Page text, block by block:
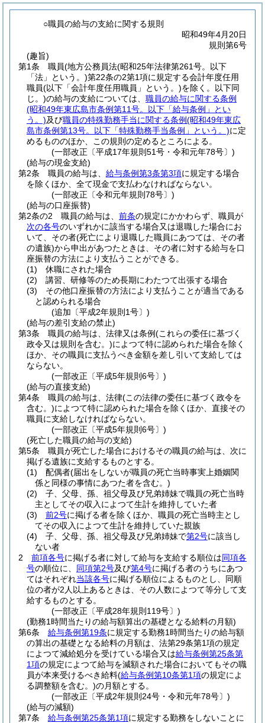
○職員の給与の支給に関する規則
昭和49年4月20日
規則第6号
(趣旨)
第1条
職員(地方公務員法(昭和25年法律第261号。以下
「法」という。)第22条の2第1項に規定する会計年度任用
職員(以下「会計年度任用職員」という。)を除く。以下同
じ。)の給与の支給については、 職員の給与に関する条例
(昭和49年東広島市条例第11号。以下「給与条例」とい
う。)及び職員の特殊勤務手当に関する条例(昭和49年東広
島市条例第13号。以下「特殊勤務手当条例」という。)に定
めるもののほか、この規則の定めるところによる。
(一部改正〔平成17年規則51号・令和元年78号〕)
(給与の現金支給)
第2条
職員の給与は、 給与条例第3条第3項に規定する場合
を除くほか、全て現金で支払わなければならない。
(一部改正〔令和元年規則78号〕)
(給与の口座振替)
第2条の2
職員の給与は、 前条の規定にかかわらず、職員が
次の各号のいずれかに該当する場合又は退職した場合にお
いて、その者(死亡により退職した職員にあつては、その者
の遺族)から申出があつたときは、その者に対する給与を口
座振替の方法により支払うことができる。
(1)
休職にされた場合
(2)
講習、研修等のため長期にわたつて出張する場合
(3)
その他口座振替の方法により支払うことが適当である
と認められる場合
(追加〔平成2年規則1号〕)
(給与の差引支給の禁止)
第3条
職員の給与は、法律又は条例(これらの委任に基づく
政令又は規則を含む。)によつて特に認められた場合を除く
ほか、その職員に支払うべき金額を差し引いて支給しては
ならない。
(一部改正〔平成5年規則6号〕)
(給与の直接支給)
第4条
職員の給与は、法律(この法律の委任に基づく政令を
含む。)によつて特に認められた場合を除くほか、直接その
職員に支給しなければならない。
(一部改正〔平成5年規則6号〕)
(死亡した職員の給与の支給)
第5条
職員が死亡した場合におけるその職員の給与は、次に
掲げる遺族に支給するものとする。
(1)
配偶者(届出をしないが職員の死亡当時事実上婚姻関
係と同様の事情にあつた者を含む。)
(2)
子、父母、孫、祖父母及び兄弟姉妹で職員の死亡当時
主としてその収入によつて生計を維持していた者
(3)
前2号に掲げる者を除くほか、職員の死亡当時主とし
てその収入によつて生計を維持していた親族
(4)
子、父母、孫、祖父母及び兄弟姉妹で第2号に該当し
ない者
2
前項各号に掲げる者に対して給与を支給する順位は同項各
号の順位に、 同項第2号及び第4号に掲げる者のうちにあつ
てはそれぞれ当該各号に掲げる順位によるものとし、同順
位の者が2人以上あるときは、その人数によつて等分して支
給するものとする。
(一部改正〔平成28年規則119号〕)
(勤務1時間当たりの給与額算出の基礎となる給料の月額)
第6条
給与条例第19条に規定する勤務1時間当たりの給与額
の算出の基礎となる給料の月額は、法第29条第1項の規定
によつて減給処分を受けている場合又は給与条例第25条第
1項の規定によつて給与を減額された場合においてもその職
員が本来受けるべき給料(給与条例第10条第1項の規定によ
る調整額を含む。)の月額とする。
(一部改正〔平成2年規則24号・令和元年78号〕)
(給与の減額)
第7条
給与条例第25条第1項に規定する勤務をしないことに